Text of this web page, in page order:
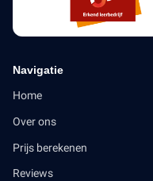
Navigatie
Home
Over ons
Prijs berekenen
Reviews